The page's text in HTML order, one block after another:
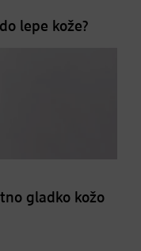
lepe kože?
gladko kožo